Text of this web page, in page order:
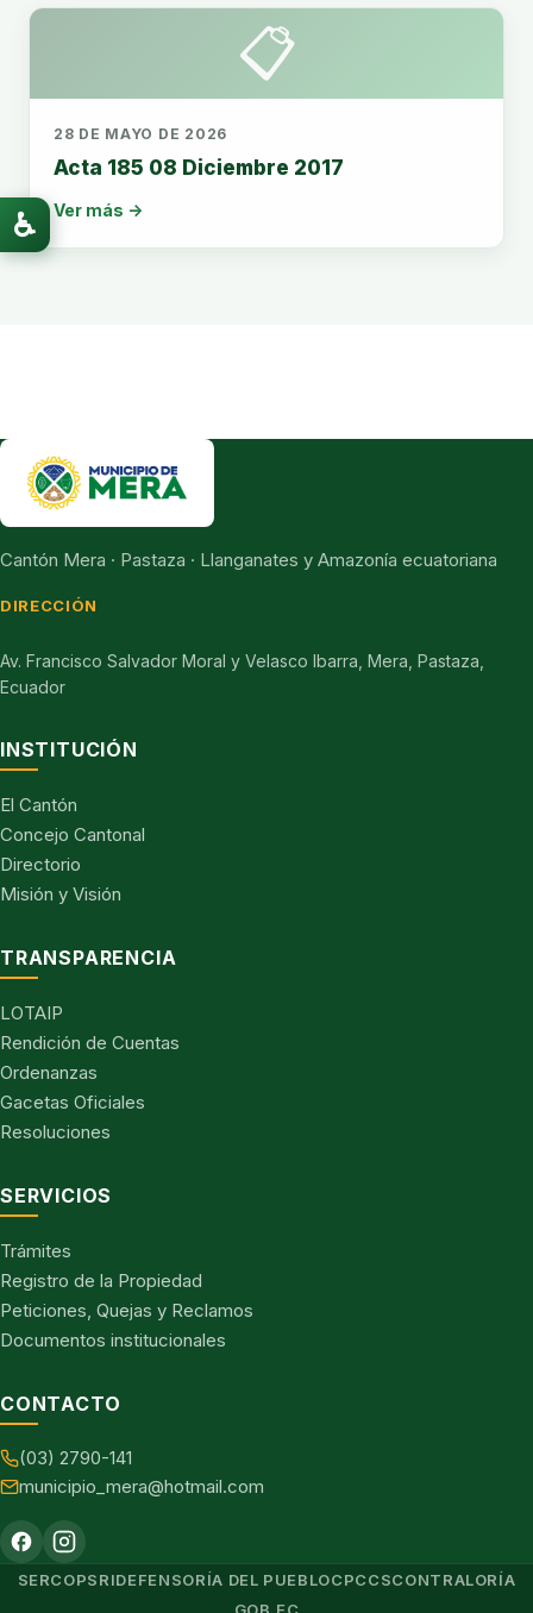
📋
28 DE MAYO DE 2026
Acta 185 08 Diciembre 2017
Ver más →
Cantón Mera · Pastaza · Llanganates y Amazonía ecuatoriana
DIRECCIÓN
Av. Francisco Salvador Moral y Velasco Ibarra, Mera, Pastaza,
Ecuador
INSTITUCIÓN
El Cantón
Concejo Cantonal
Directorio
Misión y Visión
TRANSPARENCIA
LOTAIP
Rendición de Cuentas
Ordenanzas
Gacetas Oficiales
Resoluciones
SERVICIOS
Trámites
Registro de la Propiedad
Peticiones, Quejas y Reclamos
Documentos institucionales
CONTACTO
(03) 2790-141
municipio_mera@hotmail.com
SERCOPSRIDEFENSORÍA DEL PUEBLOCPCCSCONTRALORÍA
♿